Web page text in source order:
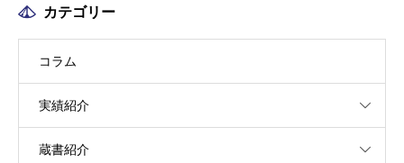
カテゴリー
コラム
実績紹介
蔵書紹介